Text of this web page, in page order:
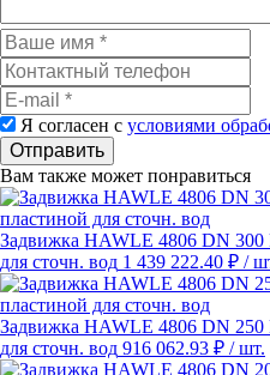
Я согласен с условиями
Отправить
Вам также может понравиться
Задвижка HAWLE 4806 DN 300
для сточн. вод 1 439 222.40 ₽ /
Задвижка HAWLE 4806 DN 250
для сточн. вод 916 062.93 ₽ / шт.